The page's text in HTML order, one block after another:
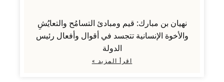
نهيان بن مبارك: قيم ومبادئ التسامُح والتعايُشِ
والأخوة الإنسانية تتجسد في أقوال وأفعال رئيس
الدولة
اقرأ المزيد »